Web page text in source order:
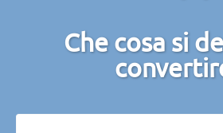
Che cosa si